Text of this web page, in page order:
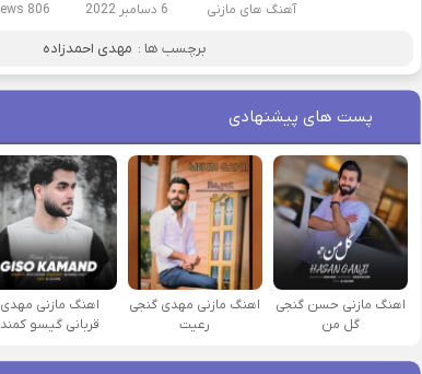
آهنگ های مازنی 6 دسامبر 2022 806 views
برچسب ها : مهدی احمدزاده
پست های پیشنهادی
اهنگ مازنی حسن گنجی
گل من
اهنگ مازنی مهدی گنجی
رعیت
اهنگ مازنی مهدی
قربانی گیسو کمند